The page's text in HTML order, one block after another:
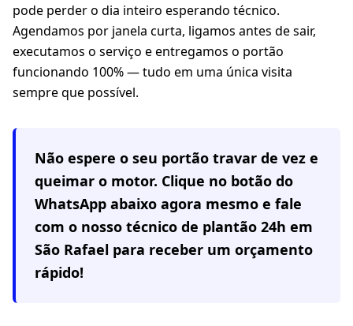
pode perder o dia inteiro esperando técnico.
Agendamos por janela curta, ligamos antes de sair,
executamos o serviço e entregamos o portão
funcionando 100% — tudo em uma única visita
sempre que possível.
Não espere o seu portão travar de vez e
queimar o motor. Clique no botão do
WhatsApp abaixo agora mesmo e fale
com o nosso técnico de plantão 24h em
São Rafael para receber um orçamento
rápido!